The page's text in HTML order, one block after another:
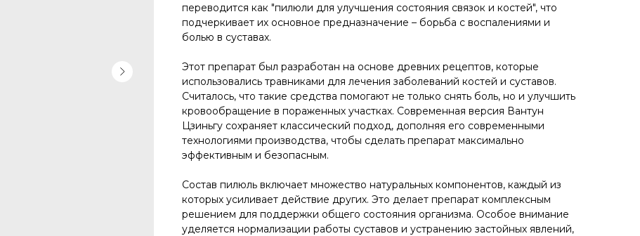
переводится как "пилюли для улучшения состояния связок и костей", что
подчеркивает их основное предназначение – борьба с воспалениями и
болью в суставах.
Этот препарат был разработан на основе древних рецептов, которые
использовались травниками для лечения заболеваний костей и суставов.
Считалось, что такие средства помогают не только снять боль, но и улучшить
кровообращение в пораженных участках. Современная версия Вантун
Цзиньгу сохраняет классический подход, дополняя его современными
технологиями производства, чтобы сделать препарат максимально
эффективным и безопасным.
Состав пилюль включает множество натуральных компонентов, каждый из
которых усиливает действие других. Это делает препарат комплексным
решением для поддержки общего состояния организма. Особое внимание
уделяется нормализации работы суставов и устранению застойных явлений,